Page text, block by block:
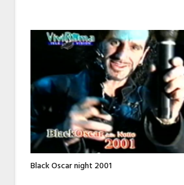
Black Oscar night 2001